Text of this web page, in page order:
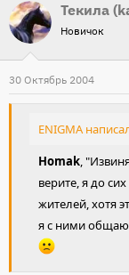
Текила
Новичок
30 Октябрь 2004
ENIGMA
Homak,
верите, я до
жителей, хотя
я с ними